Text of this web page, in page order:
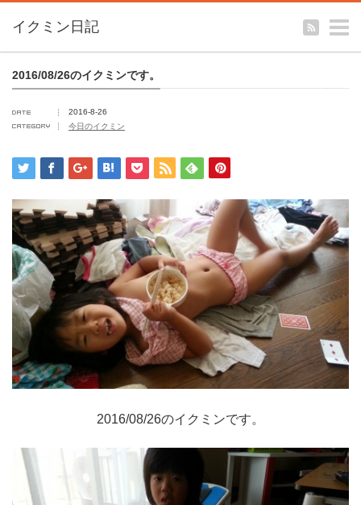
イクミン日記
2016/08/26のイクミンです。
2016-8-26
今日のイクミン
2016/08/26のイクミンです。